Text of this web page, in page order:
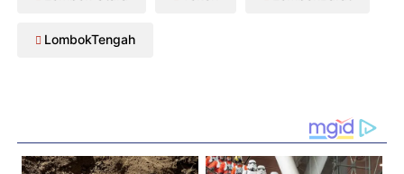
LombokTengah